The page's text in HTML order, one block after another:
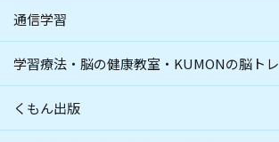
通信学習
学習療法・脳の健康教室・KUMONの脳トレ
くもん出版